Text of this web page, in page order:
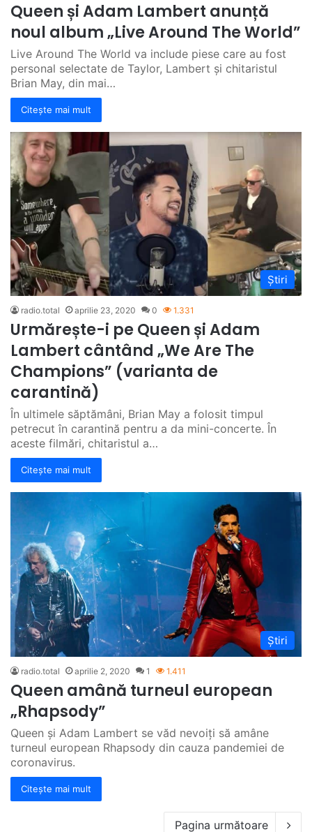
Queen și Adam Lambert anunță
noul album „Live Around The World”
Live Around The World va include piese care au fost
personal selectate de Taylor, Lambert și chitaristul
Brian May, din mai…
Citește mai mult
Știri
radio.total aprilie 23, 2020 0 1.331
Urmărește-i pe Queen și Adam
Lambert cântând „We Are The
Champions” (varianta de
carantină)
În ultimele săptămâni, Brian May a folosit timpul
petrecut în carantină pentru a da mini-concerte. În
aceste filmări, chitaristul a…
Citește mai mult
Știri
radio.total aprilie 2, 2020 1 1.411
Queen amână turneul european
„Rhapsody”
Queen și Adam Lambert se văd nevoiți să amâne
turneul european Rhapsody din cauza pandemiei de
coronavirus.
Citește mai mult
Pagina următoare